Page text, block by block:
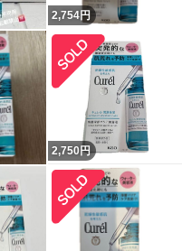
2,754円
2,750 円